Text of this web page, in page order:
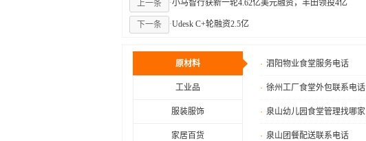
上一条 ·小马智行获新一轮4.62亿美元融资，丰田领投4亿
下一条 ·Udesk C+轮融资2.5亿
原材料
工业品
服装服饰
家居百货
· 泗阳物业食堂服务电话
· 徐州工厂食堂外包联系电话
· 泉山幼儿园食堂管理找哪家
· 泉山团餐配送联系电话